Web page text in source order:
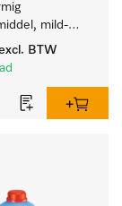
mild-
kg voor het
wit wasgoed
BTW